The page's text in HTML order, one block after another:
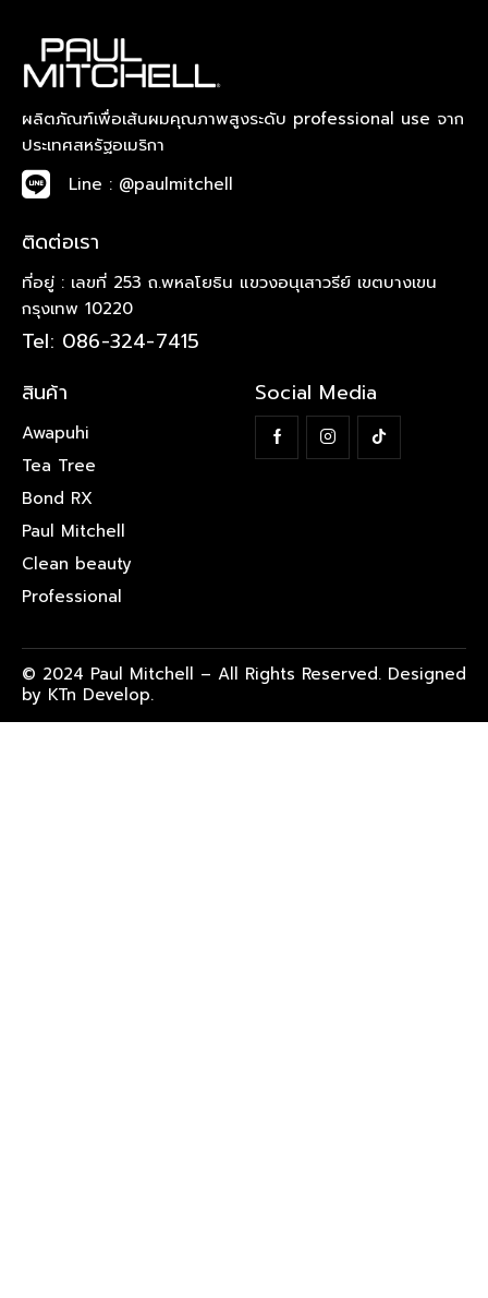
ผลิตภัณฑ์เพื่อเส้นผมคุณภาพสูงระดับ professional use จาก
ประเทศสหรัฐอเมริกา
Line : @paulmitchell
ติดต่อเรา
ที่อยู่ : เลขที่ 253 ถ.พหลโยธิน แขวงอนุเสาวรีย์ เขตบางเขน
กรุงเทพ 10220
Tel: 086-324-7415
สินค้า
Awapuhi
Tea Tree
Bond RX
Paul Mitchell
Clean beauty
Professional
Social Media
© 2024 Paul Mitchell – All Rights Reserved. Designed
by KTn Develop.